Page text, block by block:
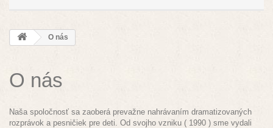
O nás
O nás
Naša spoločnosť sa zaoberá prevažne nahrávaním dramatizovaných
rozprávok a pesničiek pre deti. Od svojho vzniku ( 1990 ) sme vydali